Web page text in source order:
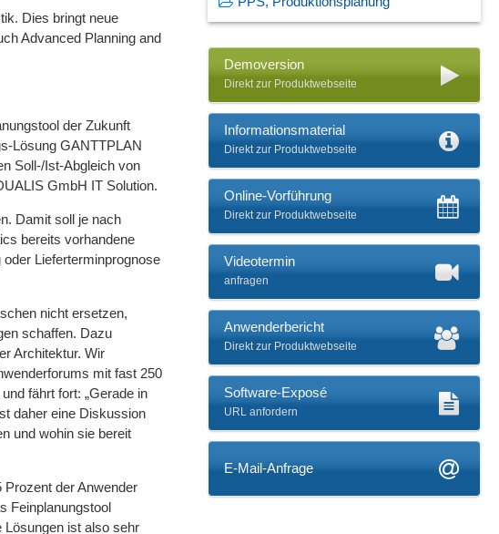
Dies bringt neue
Advanced Planning and
der Zukunft
Lösung GANTTPLAN
Soll-/Ist-Abgleich von
GmbH IT Solution.
Damit soll je nach
bereits vorhandene
Lieferterminprognose
nicht ersetzen,
schaffen. Dazu
Architektur. Wir
mit fast 250
fährt fort: „Gerade in
daher eine Diskussion
und wohin sie bereit
der Anwender
Feinplanungstool
Lösungen ist also sehr
Demoversion
Direkt zur Produktwebseite
Informationsmaterial
Direkt zur Produktwebseite
Online-Vorführung
Direkt zur Produktwebseite
Videotermin
anfragen
Anwenderbericht
Direkt zur Produktwebseite
Software-Exposé
URL anfordern
E-Mail-Anfrage